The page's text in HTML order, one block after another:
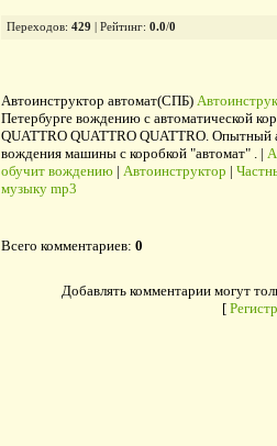
Переходов: 429 Рейтинг: 0.0/0
Автоинструктор автомат(СПБ)
Петербурге вождению с автоматической
QUATTRO QUATTRO QUATTRO. Опытный
вождения машины с коробкой "автомат" . |
обучит вождению| Автоинструктор |
музыку mp3
Всего комментариев: 0
Добавлять комментарии могут
[